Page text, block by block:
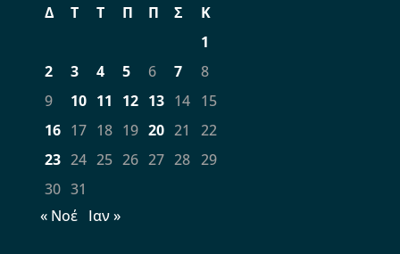
Δ Τ Τ Π Π Σ
Κ
1
2
3 4 5 6 7
8
9
10 11 12 13 14
15
16 17 18 19 20 21
22
23 24 25 26 27 28 29
30 31
« Νοέ
Ιαν »